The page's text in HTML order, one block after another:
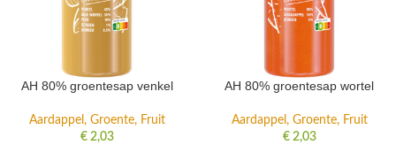
AH 80% groentesap venkel
Aardappel, Groente, Fruit
€2,03
AH 80% groentesap wortel
Aardappel, Groente, Fruit
€2,03